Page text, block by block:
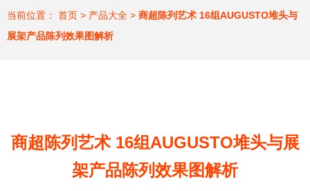
当前位置： 首页 > 产品大全 > 商超陈列艺术 16组AUGUSTO堆头与
展架产品陈列效果图解析
商超陈列艺术 16组AUGUSTO堆头与展
架产品陈列效果图解析